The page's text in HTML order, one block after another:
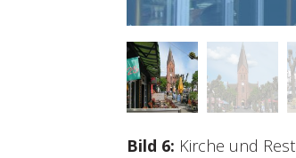
Bild 6: Kirche und